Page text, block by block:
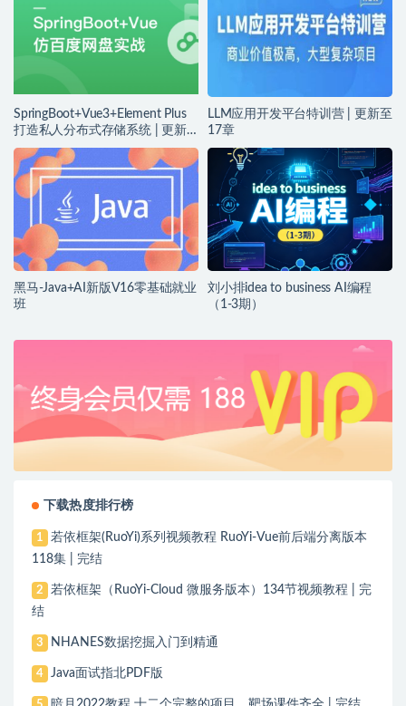
SpringBoot+Vue3+Element Plus
打造私人分布式存储系统 | 更新
完结
LLM应用开发平台特训营 | 更新至
17章
黑马-Java+AI新版V16零基础就业
班
刘小排idea to business AI编程
（1-3期）
下载热度排行榜
1
若依框架(RuoYi)系列视频教程 RuoYi-Vue前后端分离版本
118集 | 完结
2
若依框架（RuoYi-Cloud 微服务版本）134节视频教程 | 完
结
3 NHANES数据挖掘入门到精通
4 Java面试指北PDF版